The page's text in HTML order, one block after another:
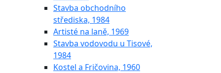
Stavba obchodního
střediska, 1984
Artisté na laně, 1969
Stavba vodovodu u Tisové,
1984
Kostel a Fričovina, 1960